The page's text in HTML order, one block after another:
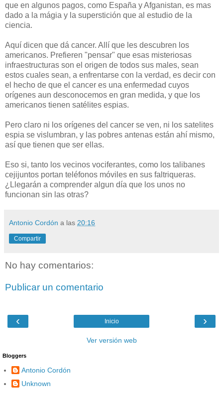
que en algunos pagos, como España y Afganistan, es mas
dado a la mágia y la superstición que al estudio de la
ciencia.
Aquí dicen que dá cancer. Allí que les descubren los
americanos. Prefieren "pensar" que esas misteriosas
infraestructuras son el origen de todos sus males, sean
estos cuales sean, a enfrentarse con la verdad, es decir con
el hecho de que el cancer es una enfermedad cuyos
orígenes aun desconocemos en gran medida, y que los
americanos tienen satélites espias.
Pero claro ni los orígenes del cancer se ven, ni los satelites
espia se vislumbran, y las pobres antenas están ahí mismo,
así que tienen que ser ellas.
Eso si, tanto los vecinos vociferantes, como los talibanes
cejijuntos portan teléfonos móviles en sus faltriqueras.
¿Llegarán a comprender algun día que los unos no
funcionan sin las otras?
Antonio Cordón a las 20:16
Compartir
No hay comentarios:
Publicar un comentario
‹ ›
Inicio
Ver versión web
Bloggers
Antonio Cordón
Unknown